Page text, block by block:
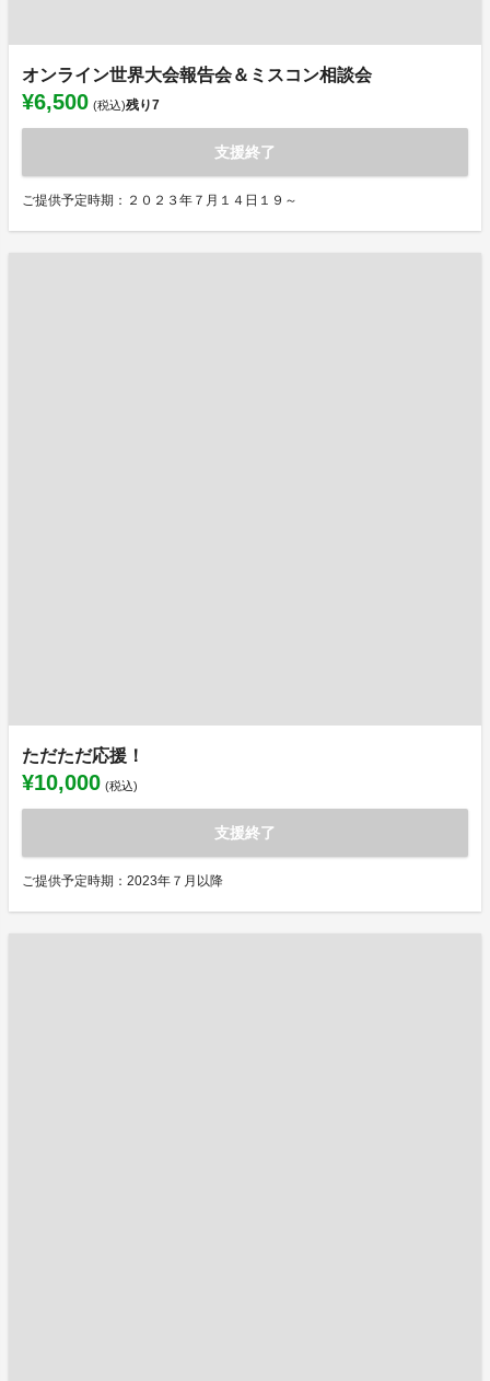
オンライン世界大会報告会＆ミスコン相談会
¥6,500 (税込)残り7
支援終了
ご提供予定時期：２０２３年７月１４日１９～
ただただ応援！
¥10,000 (税込)
支援終了
ご提供予定時期：2023年７月以降